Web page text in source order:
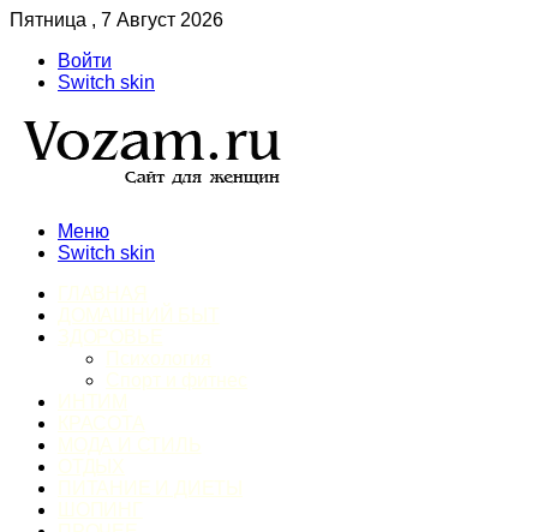
Пятница , 7 Август 2026
Войти
Switch skin
Меню
Switch skin